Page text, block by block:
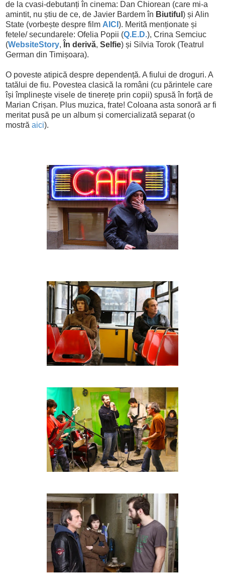
de la cvasi-debutanți în cinema: Dan Chiorean (care mi-a
amintit, nu știu de ce, de Javier Bardem în Biutiful ) și Alin
State (vorbește despre film AICI ). Merită menționate și
fetele/ secundarele: Ofelia Popii (Q.E.D.), Crina Semciuc
(WebsiteStory, În derivă, Selfie) și Silvia Torok (Teatrul
German din Timișoara).
O poveste atipică despre dependență. A fiului de droguri. A
tatălui de fiu. Povestea clasică la români (cu părintele care
își împlinește visele de tinerețe prin copii) spusă în forță de
Marian Crișan. Plus muzica, frate! Coloana asta sonoră ar fi
meritat pusă pe un album și comercializată separat (o
mostră aici).